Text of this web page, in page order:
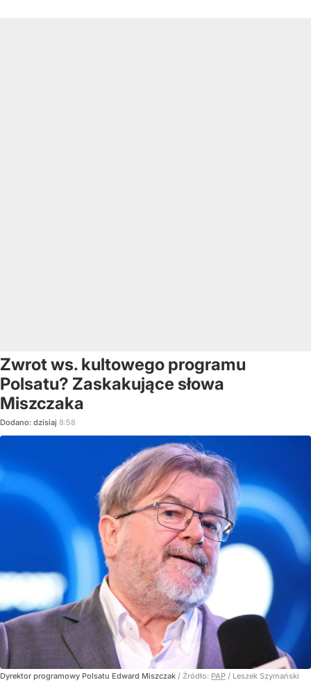
Zwrot ws. kultowego programu
Polsatu? Zaskakujące słowa
Miszczaka
Dodano: dzisiaj 8:58
Dyrektor programowy Polsatu Edward Miszczak / Źródło: PAP / Leszek Szymański